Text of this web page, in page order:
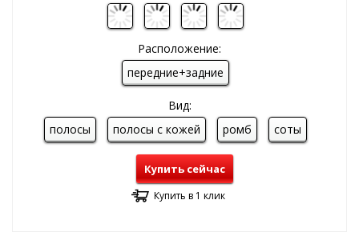
Расположение:
передние+задние
Вид:
полосы
полосы с кожей ромб соты
Купить сейчас
Купить в 1 клик